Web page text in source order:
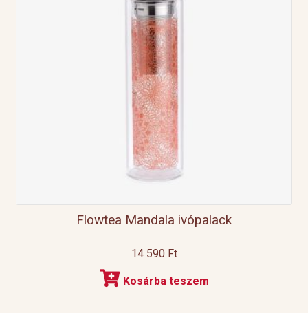
Flowtea Mandala ivópalack
14 590 Ft
Kosárba teszem